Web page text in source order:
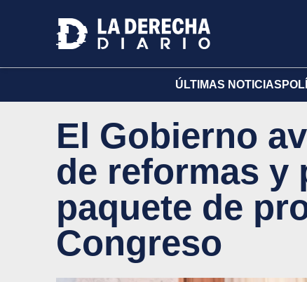
ÚLTIMAS NOTICIAS
El Gobierno
de reformas y
paquete de
Congreso